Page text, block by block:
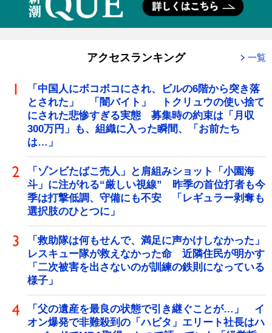
アクセスランキング 一覧
「中国人にボコボコにされ、ビルの6階から突き落
とされた」 「闇バイト」 トクリュウの使い捨て
にされた悲惨すぎる実態 募集時の約束は「月収
300万円」も、組織に入った瞬間、「お前たち
は…」
「ゾンビたばこ売人」と肩組みショット「小園海
斗」に注がれる“厳しい視線” 昨季の首位打者も今
季は打撃低調、守備にも不安 「レギュラー剥奪も
選択肢のひとつに」
「救助隊は何もせんで、満足に声かけしなかった」
レスキュー隊が救えなかった命 近隣住民が明かす
「二次被害を出さないのが訓練の鉄則になっている
様子」
「父の遺産を最良の状態で引き継ぐことが…」 イ
オン爆発で非難殺到の「ハビタ」エリート社長はハ